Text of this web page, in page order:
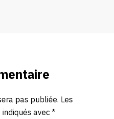
pas publiée. Les
avec*